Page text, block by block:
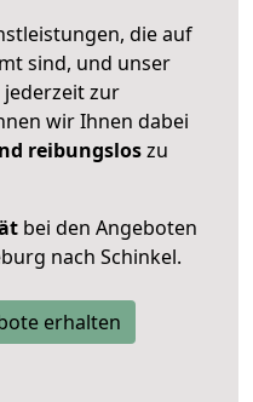
die auf
sind, und unser
zur
wir Ihnen dabei
reibungsloszu
bei den Angeboten
nach Schinkel.
erhalten